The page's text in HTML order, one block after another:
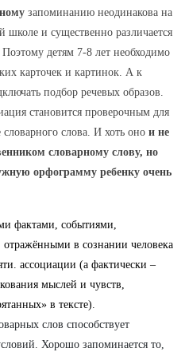
запоминанию неодинакова на
школе и существенно различается
Поэтому детям 7-8 лет необходимо
карточек и картинок. А к
подбор речевых образов.
становится проверочным для
слова. И хоть оно и не
словарному слову, но
орфограмму ребенку очень
фактами, событиями,
в сознании человека
ассоциации (а фактически –
мыслей и чувств,
в тексте).
слов способствует
Хорошо запоминается то,